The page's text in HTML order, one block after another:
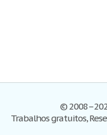
©
Trabalhos gratuitos,